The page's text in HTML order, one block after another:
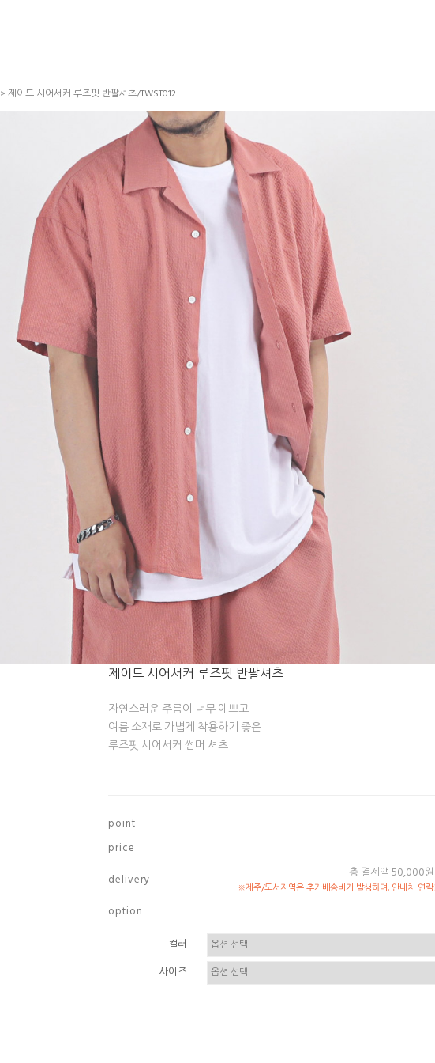
> 제이드 시어서커 루즈핏 반팔셔츠/TWST012
제이드 시어서커 루즈핏 반팔셔츠
자연스러운 주름이 너무 예쁘고
여름 소재로 가볍게 착용하기 좋은
루즈핏 시어서커 썸머 셔츠
p o i n t
p r i c e
d e l i v e r y
총 결제액 50,000
※제주/도서지역은 추가배송비가 발생하며, 안내차 연
o p t i o n
컬러
사이즈